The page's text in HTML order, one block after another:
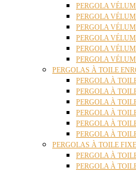
PERGOLA
PERGOLA
PERGOLA
PERGOLA
PERGOLA
PERGOLA
PERGOLAS À TOILE
PERGOLA À
PERGOLA À
PERGOLA À
PERGOLA À
PERGOLA À
PERGOLA À
PERGOLAS À TOILE FIXE
PERGOLA À
PERGOLA À